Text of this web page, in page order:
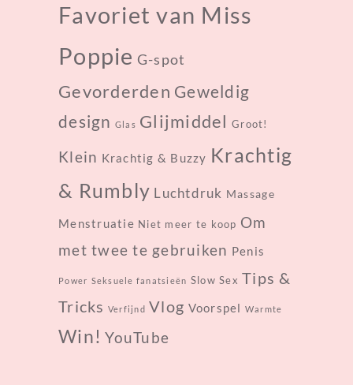
Favoriet van Miss
Poppie G-spot
Gevorderden Geweldig
design Glas Glijmiddel Groot!
Klein Krachtig & Buzzy Krachtig
& Rumbly Luchtdruk Massage
Menstruatie Niet meer te koop Om
met twee te gebruiken Penis
Power Seksuele fanatsieën Slow Sex Tips &
Tricks Verfijnd Vlog Voorspel Warmte
Win! YouTube